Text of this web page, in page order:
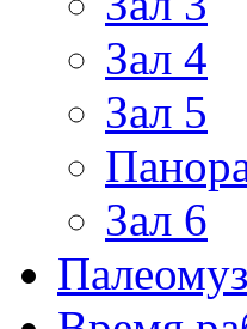
Зал 4
Зал 5
Зал 6